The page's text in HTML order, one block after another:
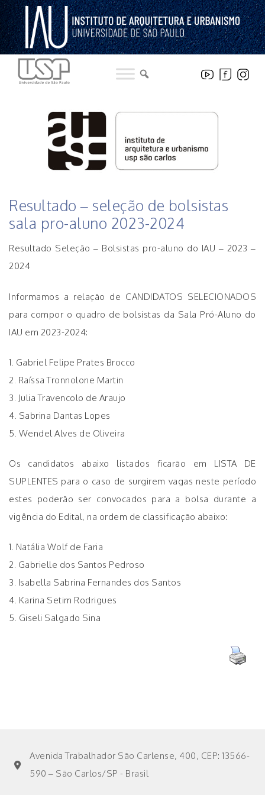
Pular
para
o
conteúdo
Resultado – seleção de bolsistas
sala pro-aluno 2023-2024
Resultado Seleção – Bolsistas pro-aluno do IAU – 2023 –
2024
Informamos a relação de CANDIDATOS SELECIONADOS
para compor o quadro de bolsistas da Sala Pró-Aluno do
IAU em 2023-2024:
1. Gabriel Felipe Prates Brocco
2. Raíssa Tronnolone Martin
3. Julia Travencolo de Araujo
4. Sabrina Dantas Lopes
5. Wendel Alves de Oliveira
Os candidatos abaixo listados ficarão em LISTA DE
SUPLENTES para o caso de surgirem vagas neste período
estes poderão ser convocados para a bolsa durante a
vigência do Edital, na ordem de classificação abaixo:
1. Natália Wolf de Faria
2. Gabrielle dos Santos Pedroso
3. Isabella Sabrina Fernandes dos Santos
4. Karina Setim Rodrigues
5. Giseli Salgado Sina
Avenida Trabalhador São Carlense, 400, CEP: 13566-
590 – São Carlos/SP - Brasil